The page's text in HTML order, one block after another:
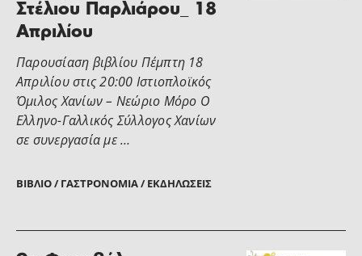
ΒΙΒΛΊΟ / ΓΑΣΤΡΟΝΟΜΊΑ / ΕΚΔΗΛΏΣΕΙΣ
Στέλιου Παρλιάρου_ 18
Απριλίου
Παρουσίαση βιβλίου Πέμπτη 18
Απριλίου στις 20:00 Ιστιοπλοϊκός
Όμιλος Χανίων – Νεώριο Μόρο O
Ελληνο-Γαλλικός Σύλλογος Χανίων
σε συνεργασία με …